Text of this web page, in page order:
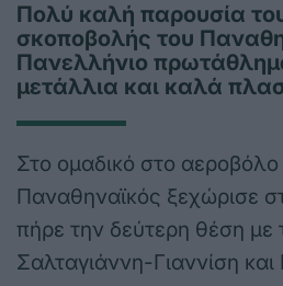
Πολύ καλή παρουσία
σκοποβολής του
Πανελλήνιο
μετάλλια και καλά
Στο ομαδικό στο
Παναθηναϊκός ξεχώρισε
πήρε την δεύτερη θέση με
Σαλταγιάννη-Γιαννίση και